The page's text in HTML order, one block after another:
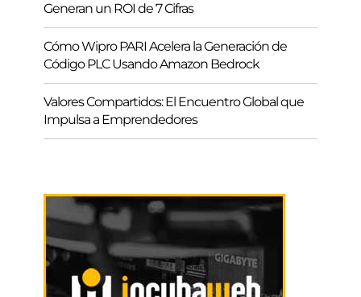
Generan un ROI de 7 Cifras
Cómo Wipro PARI Acelera la Generación de
Código PLC Usando Amazon Bedrock
Valores Compartidos: El Encuentro Global que
Impulsa a Emprendedores